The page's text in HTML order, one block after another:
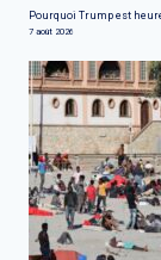
Pourquoi Trump est
7 août 2026